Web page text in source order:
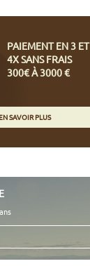
PAIEMENT EN 3 ET
4X SANS FRAIS
300€ À 3000 €
SAVOIR PLUS